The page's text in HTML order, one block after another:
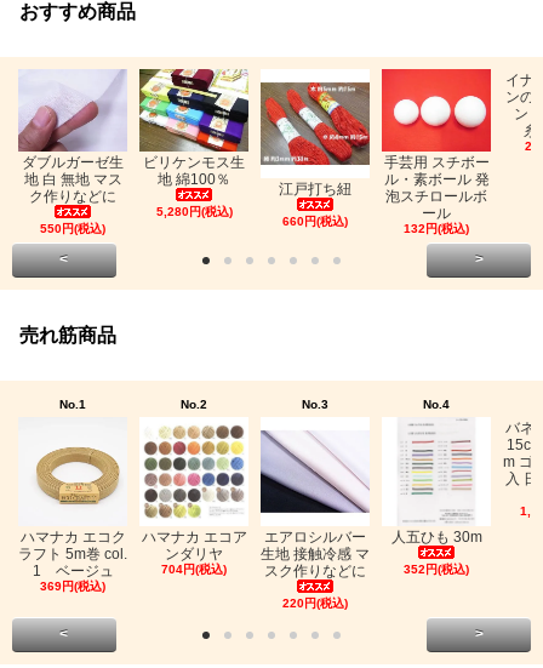
おすすめ商品
ダブルガーゼ生
地 白 無地 マス
ク作りなどに
550円(税込)
ビリケンモス生
地 綿100％
5,280円(税込)
江戸打ち紐
660円(税込)
手芸用 スチボー
ル・素ボール 発
泡スチロールボ
ール
132円(税込)
イナ
ンの
ン
糸
< >
売れ筋商品
No.1
ハマナカ エコク
ラフト 5m巻 col.
1 ベージュ
369円(税込)
No.2
ハマナカ エコア
ンダリヤ
704円(税込)
No.3
エアロシルバー
生地 接触冷感 マ
スク作りなどに
220円(税込)
No.4
人五ひも 30m
352円(税込)
バネ
m ゴ
入
< >